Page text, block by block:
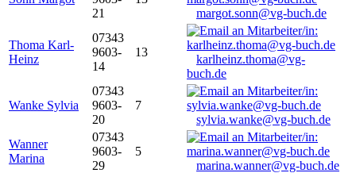
21
margot.sonn@vg-buch.de
Thoma Karl-
Heinz
07343
9603-
14
13
karlheinz.thoma@vg-
buch.de
Wanke Sylvia
07343
9603-
20
7
sylvia.wanke@vg-buch.de
Wanner
Marina
07343
9603-
29
5
marina.wanner@vg-buch.de